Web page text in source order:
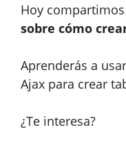
Hoy
sobre cómo
Aprenderás a
Ajax para crear
¿Te interesa?